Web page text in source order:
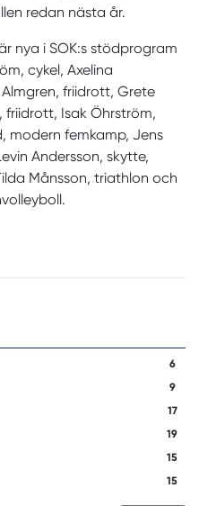
6
9
17
19
15
15
redan nästa år.
nya i SOK:s stödprogram
cykel, Axelina
friidrott, Grete
friidrott, Isak Öhrström,
modern femkamp, Jens
Andersson, skytte,
Månsson, triathlon och